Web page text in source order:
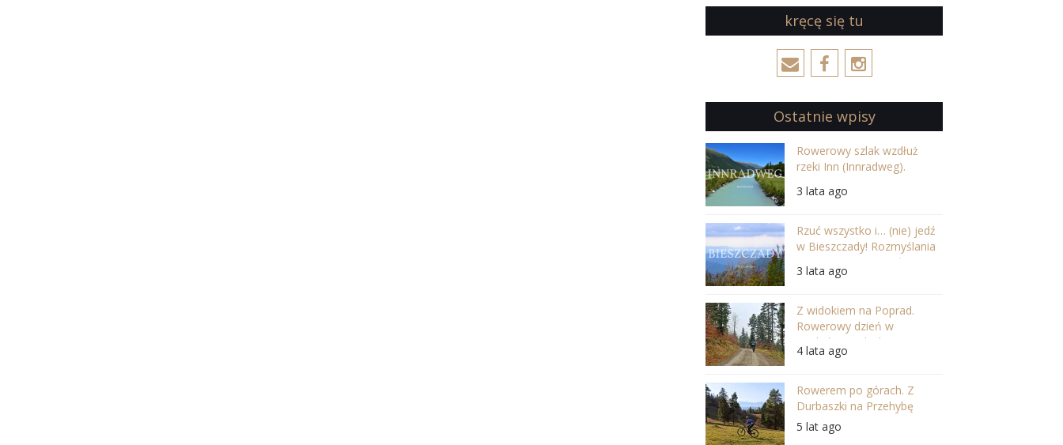
kręcę się tu
Ostatnie wpisy
Rowerowy szlak wzdłuż
rzeki Inn (Innradweg).
najpiękniejszej odsłonie
3 lata ago
Rzuć wszystko i… (nie) jedź
w Bieszczady! Rozmyślania
po wycieczce na Jasło
3 lata ago
Z widokiem na Poprad.
Rowerowy dzień w
Beskidzie Sądeckim.
4 lata ago
Rowerem po górach. Z
Durbaszki na Przehybę
5 lat ago